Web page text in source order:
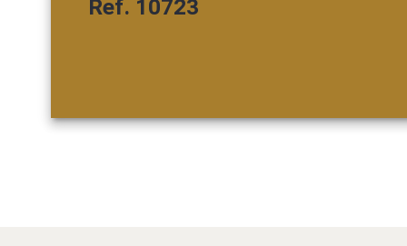
Ref. 10723